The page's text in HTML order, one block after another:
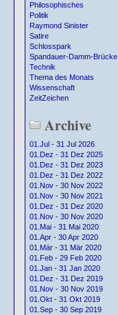
Philosophisches
Politik
Raymond Sinister
Satire
Schlosspark
Spandauer-Damm-Brücke
Technik
Thema des Monats
Wissenschaft
ZeitZeichen
Archive
01.Jul - 31 Jul 2026
01.Dez - 31 Dez 2025
01.Dez - 31 Dez 2023
01.Dez - 31 Dez 2022
01.Nov - 30 Nov 2022
01.Nov - 30 Nov 2021
01.Dez - 31 Dez 2020
01.Nov - 30 Nov 2020
01.Mai - 31 Mai 2020
01.Apr - 30 Apr 2020
01.Mär - 31 Mär 2020
01.Feb - 29 Feb 2020
01.Jan - 31 Jan 2020
01.Dez - 31 Dez 2019
01.Nov - 30 Nov 2019
01.Okt - 31 Okt 2019
01.Sep - 30 Sep 2019